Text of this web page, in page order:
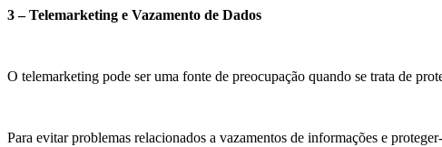
3 – Telemarketing e Vazamento de Dados
O telemarketing pode ser uma fonte de preocupação quando se trata de
Para evitar problemas relacionados a vazamentos de informações e